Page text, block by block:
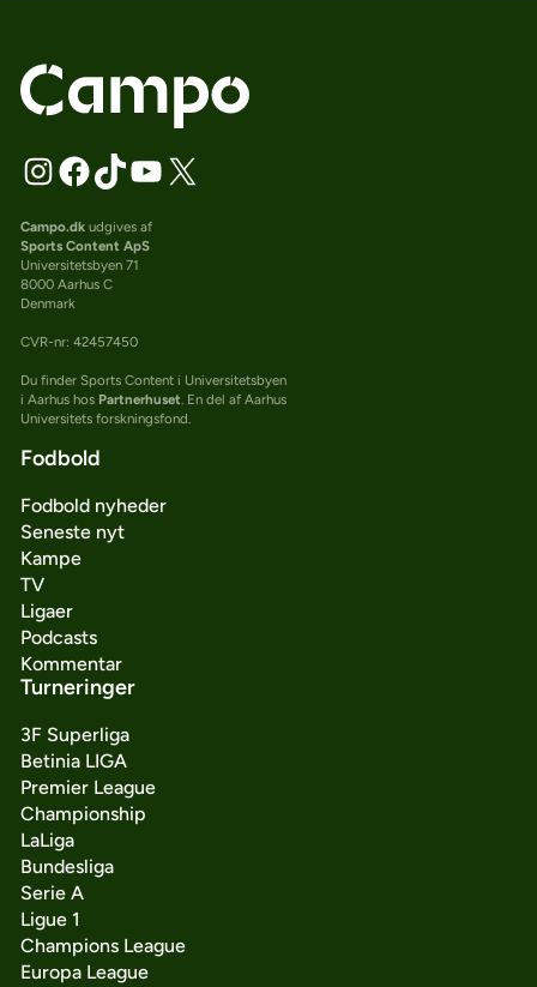
Campo.dkudgives af
Sports Content ApS
Universitetsbyen 71
8000 Aarhus C
Denmark
CVR-nr: 42457450
Du finder Sports Content i Universitetsbyen
i Aarhus hos Partnerhuset. En del af Aarhus
Universitets forskningsfond.
Fodbold
Fodbold nyheder
Seneste nyt
Kampe
TV
Ligaer
Podcasts
Kommentar
Turneringer
3F Superliga
Betinia LIGA
Premier League
Championship
LaLiga
Bundesliga
Serie A
Ligue 1
Champions League
Europa League